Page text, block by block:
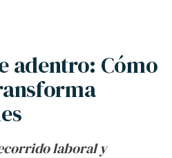
adentro: Cómo
laboral y